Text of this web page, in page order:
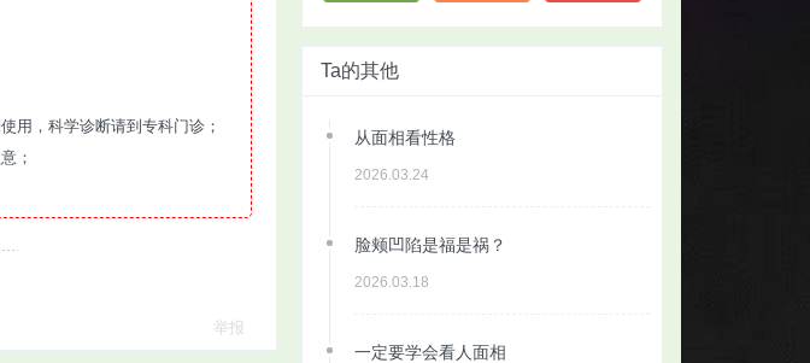
Ta的其他
从面相看性格
2026.03.24
脸颊凹陷是福是祸？
2026.03.18
一定要学会看人面相
用，科学诊断请到专科门诊；
；
举报